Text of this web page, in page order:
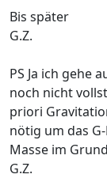
Bis später
G.Z.
PS Ja ich gehe
noch nicht
priori
nötig um das
Masse im
G.Z.